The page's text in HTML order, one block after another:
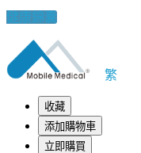
健康錦囊
繁
收藏
添加購物車
立即購買